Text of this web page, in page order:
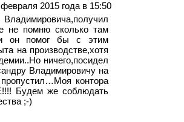
2015 года в 15:50
не помню сколько там
и он помог бы с этим
на производстве,хотя
ничего,посидел
Владимировичу на
контора
Будем же соблюдать
;-)